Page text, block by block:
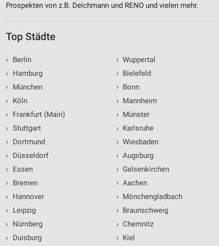
Prospekten von z.B. Deichmann und RENO und vielen mehr.
Top Städte
›
Berlin
›
Hamburg
›
München
›
Köln
›
Frankfurt (Main)
› Stuttgart
›
Dortmund
›
Düsseldorf
›
Essen
›
Bremen
›
Hannover
›
Leipzig
›
Nürnberg
›
Duisburg
› Wuppertal
› Bielefeld
› Bonn
› Mannheim
› Münster
› Karlsruhe
› Wiesbaden
› Augsburg
› Gelsenkirchen
› Aachen
› Mönchengladbach
› Braunschweig
› Chemnitz
› Kiel